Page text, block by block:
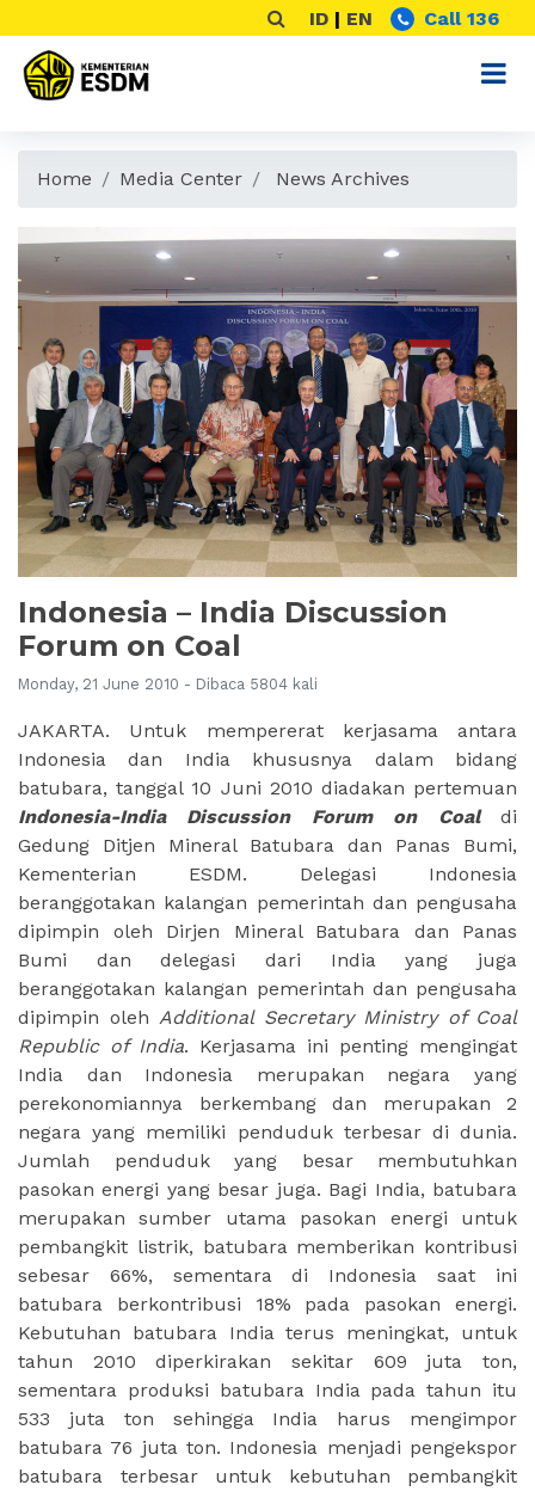
ID | EN Call 136
Home Media Center News Archives
Indonesia – India Discussion
Forum on Coal
Monday, 21 June 2010 - Dibaca 5804 kali
JAKARTA. Untuk mempererat kerjasama antara
Indonesia dan India khususnya dalam bidang
batubara, tanggal 10 Juni 2010 diadakan pertemuan
Indonesia-India Discussion Forum on Coaldi
Gedung Ditjen Mineral Batubara dan Panas Bumi,
Kementerian ESDM. Delegasi Indonesia
beranggotakan kalangan pemerintah dan pengusaha
dipimpin oleh Dirjen Mineral Batubara dan Panas
Bumi dan delegasi dari India yang juga
beranggotakan kalangan pemerintah dan pengusaha
dipimpin oleh Additional Secretary Ministry of Coal
Republic of India. Kerjasama ini penting mengingat
India dan Indonesia merupakan negara yang
perekonomiannya berkembang dan merupakan 2
negara yang memiliki penduduk terbesar di dunia.
Jumlah penduduk yang besar membutuhkan
pasokan energi yang besar juga. Bagi India, batubara
merupakan sumber utama pasokan energi untuk
pembangkit listrik, batubara memberikan kontribusi
sebesar 66%, sementara di Indonesia saat ini
batubara berkontribusi 18% pada pasokan energi.
Kebutuhan batubara India terus meningkat, untuk
tahun 2010 diperkirakan sekitar 609 juta ton,
sementara produksi batubara India pada tahun itu
533 juta ton sehingga India harus mengimpor
batubara 76 juta ton. Indonesia menjadi pengekspor
batubara terbesar untuk kebutuhan pembangkit